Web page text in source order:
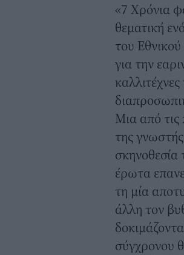
«7 Χρόνια
θεματική
του
για την
Μια από τις
της
έρωτα
τη μία
άλλη τον
σύγχρονου